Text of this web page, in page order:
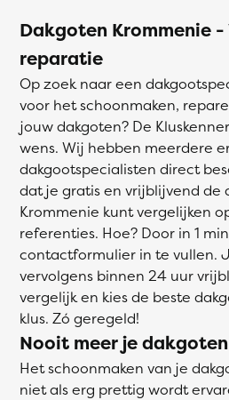
Dakgoten Krommenie -
reparatie
Op zoek naar een
voor het schoonmaken,
jouw dakgoten? De
wens. Wij hebben meerdere
dakgootspecialisten direct
dat je gratis en vrijblijvend de
Krommenie kunt vergelijken
referenties. Hoe? Door in 1
contactformulier in te vullen.
vervolgens binnen 24 uur
vergelijk en kies de beste
klus. Zó geregeld!
Nooit meer je
Het schoonmaken van je
niet als erg prettig wordt